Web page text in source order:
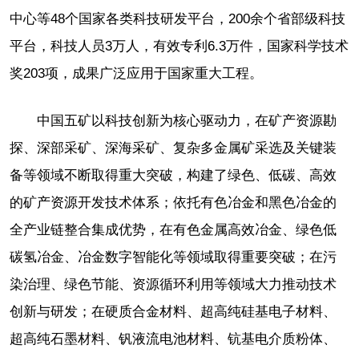
中心等48个国家各类科技研发平台，200余个省部级科技
平台，科技人员3万人，有效专利6.3万件，国家科学技术
奖203项，成果广泛应用于国家重大工程。
中国五矿以科技创新为核心驱动力，在矿产资源勘
探、深部采矿、深海采矿、复杂多金属矿采选及关键装
备等领域不断取得重大突破，构建了绿色、低碳、高效
的矿产资源开发技术体系；依托有色冶金和黑色冶金的
全产业链整合集成优势，在有色金属高效冶金、绿色低
碳氢冶金、冶金数字智能化等领域取得重要突破；在污
染治理、绿色节能、资源循环利用等领域大力推动技术
创新与研发；在硬质合金材料、超高纯硅基电子材料、
超高纯石墨材料、钒液流电池材料、钪基电介质粉体、